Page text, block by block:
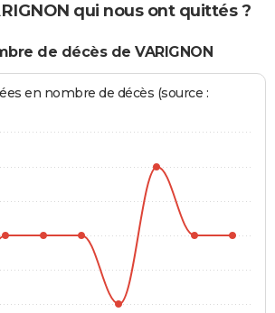
qui nous ont quittés ?
de décès de VARIGNON
en nombre de décès (source :